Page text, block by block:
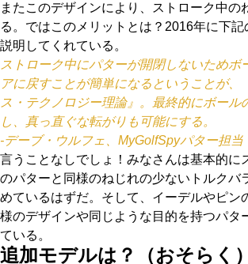
またこのデザインにより、ストローク中の
る。ではこのメリットとは？2016年に下記
説明してくれている。
ストローク中にパターが開閉しないためボ
アに戻すことが簡単になるということが、
ス・テクノロジー理論』。最終的にボール
し、真っ直ぐな転がりも可能にする。
-デーブ・ウルフェ、MyGolfSpyパター担当
言うことなしでしょ！みなさんは基本的に
のパターと同様のねじれの少ないトルクバ
めているはずだ。そして、イーデルやピン
様のデザインや同じような目的を持つパタ
ている。
追加モデルは？（おそらく）